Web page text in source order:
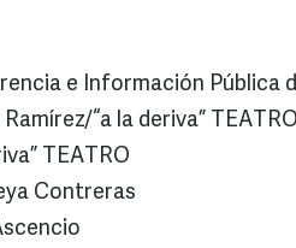
e Información Pública
“a la deriva” TEATRO
TEATRO
Contreras